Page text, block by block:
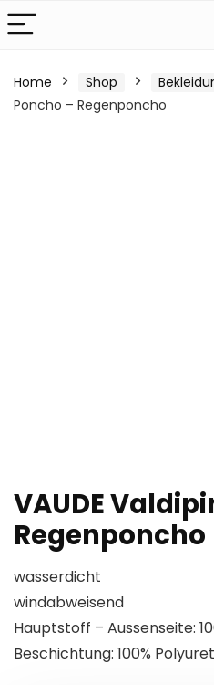
Home Shop
Poncho – Regenponcho
VAUDE
Regenponcho
wasserdicht
windabweisend
Hauptstoff – Aussenseite:
Beschichtung: 100%